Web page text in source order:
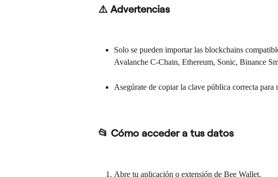
⚠️ Advertencias
Solo se pueden importar las blockchains
Avalanche C-Chain, Ethereum, Sonic, Binance
Asegúrate de copiar la clave pública correcta para
📂 Cómo acceder a tus datos
Abre tu aplicación o extensión de Bee Wallet.